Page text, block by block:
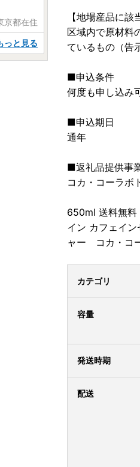
【地場産品に該
区域内で原材料
ているもの（告
■申込条件
何度も申し込み
■申込期日
通年
■返礼品提供事
コカ・コーラボ
650ml 送料無
イン カフェ
ャー コカ・
カテゴリ
容量
発送時期
配送
都在住
っと見る